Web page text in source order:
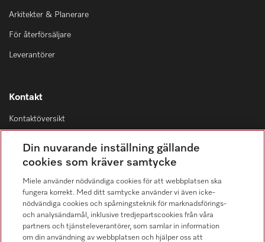
Arkitekter & Planerare
För återförsäljare
Leverantörer
Kontakt
Kontaktöversikt
08-562 29 800
Hitta återförsäljare
Din nuvarande inställning gällande
cookies som kräver samtycke
Miele använder nödvändiga cookies för att webbplatsen ska
fungera korrekt. Med ditt samtycke använder vi även icke-
nödvändiga cookies och spårningsteknik för marknadsförings-
och analysändamål, inklusive tredjepartscookies från våra
partners och tjänsteleverantörer, som samlar in information
om din användning av webbplatsen och hjälper oss att